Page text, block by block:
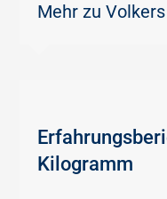
Mehr zu
Kilogramm